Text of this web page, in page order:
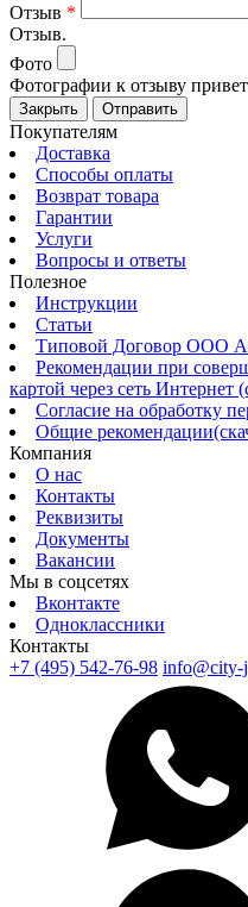
Отзыв *
Отзыв.
Фото
Фотографии к отзыву
Закрыть Отправить
Покупателям
Доставка
Способы оплаты
Возврат товара
Гарантии
Услуги
Вопросы и ответы
Полезное
Инструкции
Статьи
Типовой Договор ООО
Рекомендации при
картой через сеть Интернет
Согласие на обработку
Общие
Компания
О нас
Контакты
Реквизиты
Документы
Вакансии
Мы в соцсетях
Вконтакте
Одноклассники
Контакты
+7 (495) 542-76-98 info@city-